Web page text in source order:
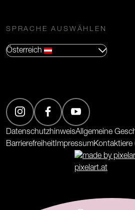
SPRACHE AUSWÄHLEN
Österreich
DatenschutzhinweisAllgemeine
BarrierefreiheitImpressumKontaktiere
(Öffnet in neuem Tab)
(Öffnet in neuem Tab)
(Öffnet in neuem